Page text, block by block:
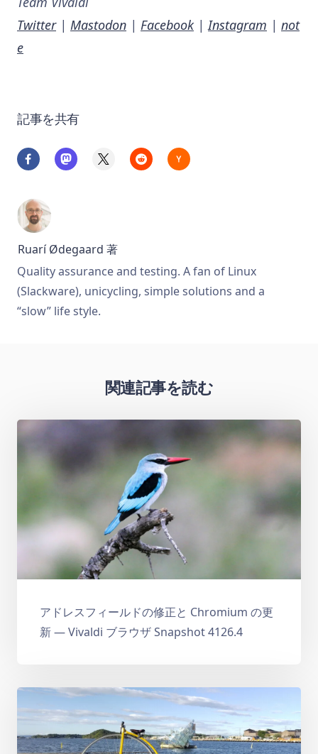
Twitter| Mastodon | Facebook | Instagram | not
e
記事を共有
Ruarí Ødegaard 著
Quality assurance and testing. A fan of Linux
(Slackware), unicycling, simple solutions and a
“slow” life style.
関連記事を読む
アドレスフィールドの修正と Chromium の更
新 — Vivaldi ブラウザ Snapshot 4126.4